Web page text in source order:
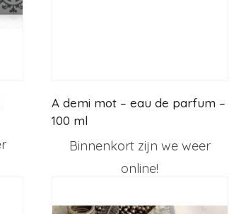
A demi mot – eau de parfum –
100 ml
Binnenkort zijn we weer
online!